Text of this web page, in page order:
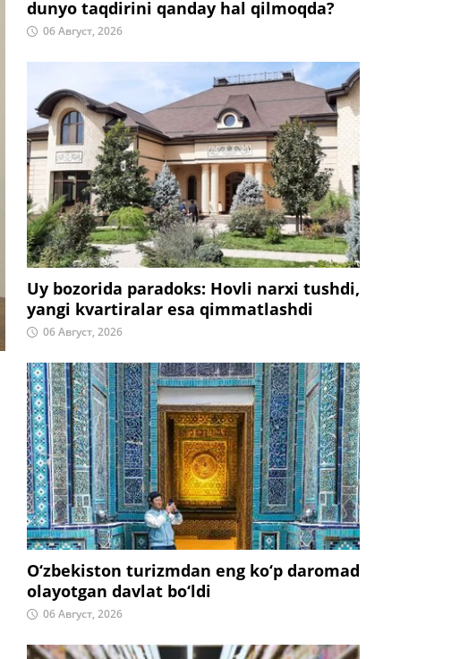
dunyo taqdirini qanday hal qilmoqda?
06 Август, 2026
Uy bozorida paradoks: Hovli narxi tushdi,
yangi kvartiralar esa qimmatlashdi
06 Август, 2026
O‘zbekiston turizmdan eng ko‘p daromad
olayotgan davlat bo‘ldi
06 Август, 2026